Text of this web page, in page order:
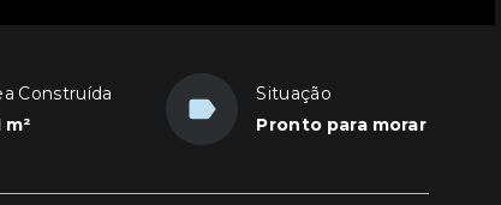
Construída
m²
Situação
Pronto para morar